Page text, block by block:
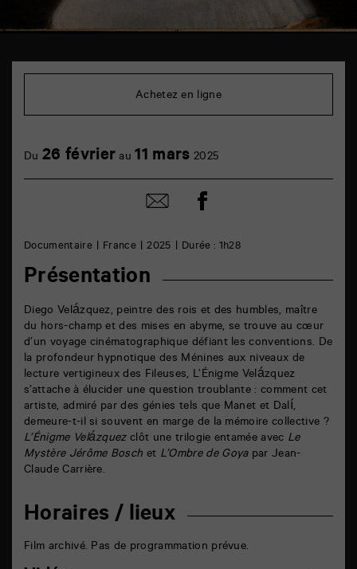
86000
Documentaire France 2025 Durée : 1h28
Présentation
Diego Velázquez, peintre des rois et des humbles, maître
du hors-champ et des mises en abyme, se trouve au cœur
d’un voyage cinématographique défiant les conventions. De
la profondeur hypnotique des Ménines aux niveaux de
lecture vertigineux des Fileuses, L’Énigme Velázquez
s’attache à élucider une question troublante : comment cet
artiste, admiré par des génies tels que Manet et Dalí,
demeure-t-il si souvent en marge de la mémoire collective ?
L’Énigme Velázquezclôt une trilogie entamée avec Le
Mystère Jérôme Bosch et L’Ombre de Goyapar Jean-
Claude Carrière.
Horaires / lieux
Film archivé. Pas de programmation prévue.
Achetez en ligne
Du 26 février au 11 mars 2025
Partager
par
Partager
sur